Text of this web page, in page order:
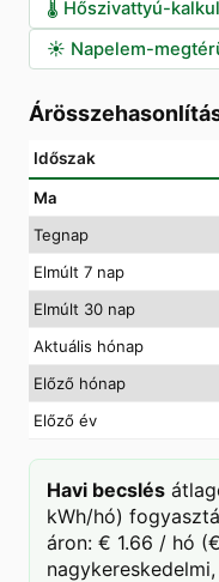
🌡️ Hőszivattyú-
☀️ Napelem-
Időszak
Ma
Tegnap
Elmúlt 7 nap
Elmúlt 30 nap
Aktuális hónap
Előző hónap
Előző év
Havi becslés
kWh/hó)
áron: € 1.66 / hó